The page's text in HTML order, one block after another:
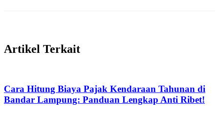
Artikel Terkait
Cara Hitung Biaya Pajak Kendaraan Tahunan di
Bandar Lampung: Panduan Lengkap Anti Ribet!